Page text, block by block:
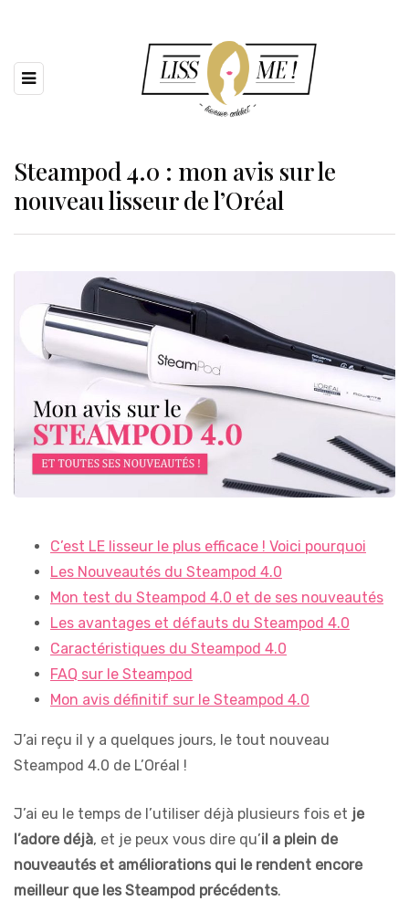
Steampod 4.0 : mon avis sur le
nouveau lisseur de l’Oréal
C’est LE lisseur le plus efficace ! Voici pourquoi
Les Nouveautés du Steampod 4.0
Mon test du Steampod 4.0 et de ses nouveautés
Les avantages et défauts du Steampod 4.0
Caractéristiques du Steampod 4.0
FAQ sur le Steampod
Mon avis définitif sur le Steampod 4.0
J’ai reçu il y a quelques jours, le tout nouveau
Steampod 4.0 de L’Oréal !
J’ai eu le temps de l’utiliser déjà plusieurs fois et je
l’adore déjà, et je peux vous dire qu’il a plein de
nouveautés et améliorations qui le rendent encore
meilleur que les Steampod précédents.